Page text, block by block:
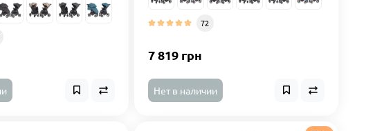
72
7 819 грн
Нет в наличии